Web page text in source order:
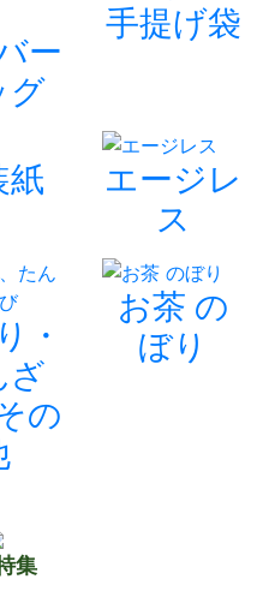
ー
グ
手提げ袋
紙
エージレ
ス
・
ざ
の
お茶 の
ぼり
集